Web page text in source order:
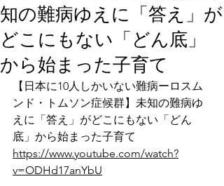
知の難病ゆえに「答え」が
どこにもない「どん底」
から始まった子育て
【日本に10人しかいない難病ーロスム
ンド・トムソン症候群】未知の難病ゆ
えに「答え」がどこにもない「どん
底」から始まった子育て
https://www.youtube.com/watch?
v=ODHd17anYbU